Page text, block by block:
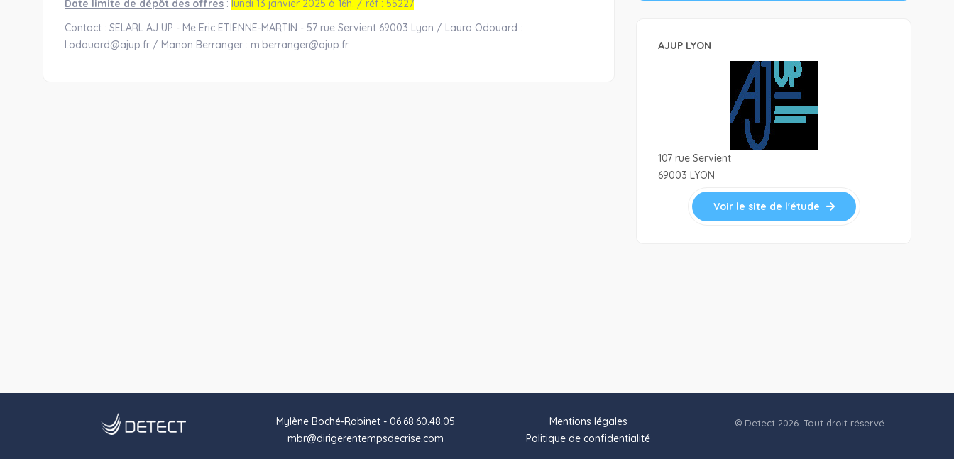
Date limite de dépôt des offres : lundi 13 janvier 2025 à 16h. / réf : 55227
Contact : SELARL AJ UP - Me Eric ETIENNE-MARTIN - 57 rue Servient 69003 Lyon / Laura Odouard :
l.odouard@ajup.fr / Manon Berranger : m.berranger@ajup.fr
AJUP LYON
107 rue Servient
69003 LYON
Voir le site de l'étude
Mylène Boché-Robinet - 06.68.60.48.05
mbr@dirigerentempsdecrise.com
Mentions légales
Politique de confidentialité
© Detect 2026. Tout droit réservé.